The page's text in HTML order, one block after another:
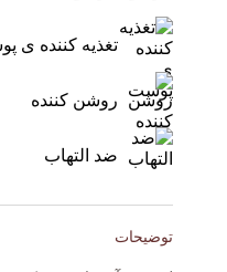
تغذیه کننده ی
روشن کننده
ضد التهاب
توضیحات